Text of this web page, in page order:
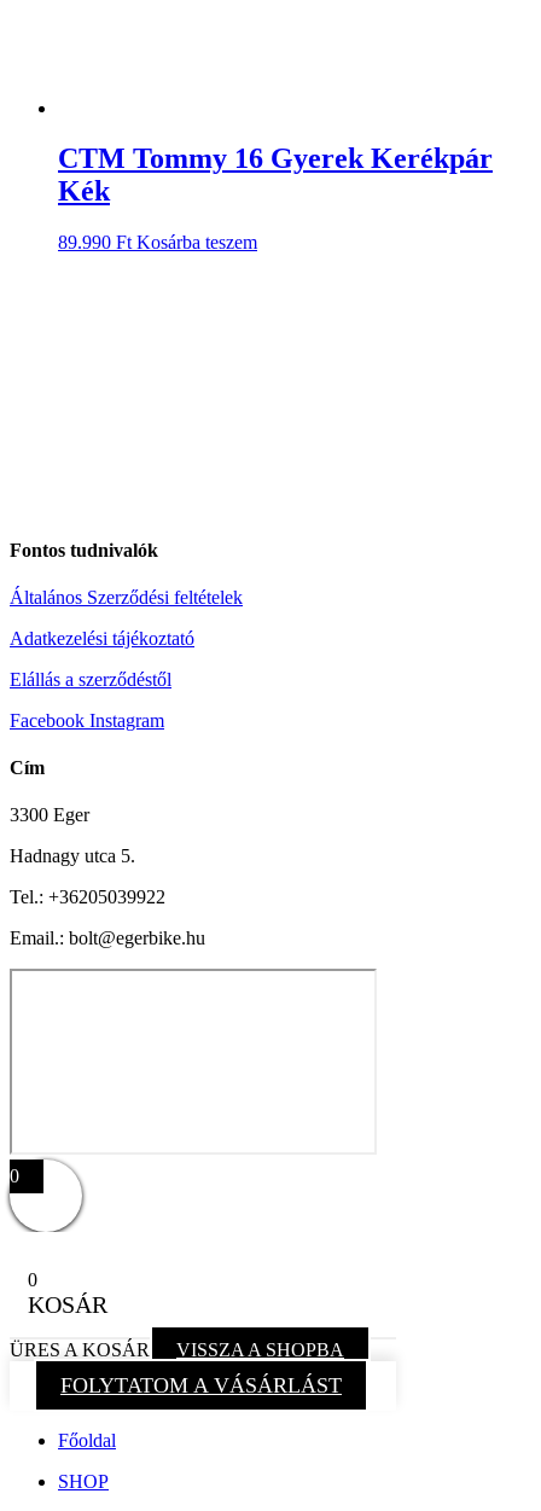
CTM Tommy 16 Gyerek Kerékpár
Kék
89.990 Ft Kosárba teszem
Fontos tudnivalók
Általános Szerződési feltételek
Adatkezelési tájékoztató
Elállás a szerződéstől
Facebook Instagram
Cím
3300 Eger
Hadnagy utca 5.
Tel.: +36205039922
Email.: bolt@egerbike.hu
0
0
KOSÁR
ÜRES A KOSÁR VISSZA A SHOPBA
FOLYTATOM A VÁSÁRLÁST
Főoldal
SHOP